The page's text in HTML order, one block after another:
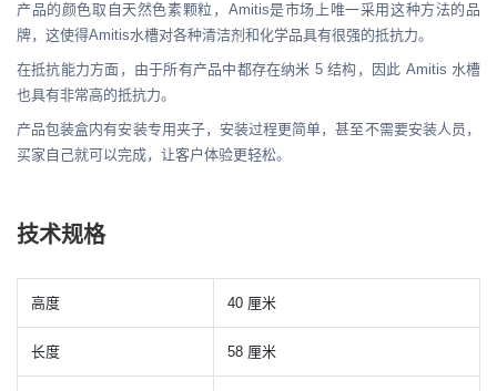
产品的颜色取自天然色素颗粒，Amitis是市场上唯一采用这种方法的品
牌，这使得Amitis水槽对各种清洁剂和化学品具有很强的抵抗力。
在抵抗能力方面，由于所有产品中都存在纳米 5 结构，因此 Amitis 水槽
也具有非常高的抵抗力。
产品包装盒内有安装专用夹子，安装过程更简单，甚至不需要安装人员，
买家自己就可以完成，让客户体验更轻松。
技术规格
高度 40 厘米
长度 58 厘米